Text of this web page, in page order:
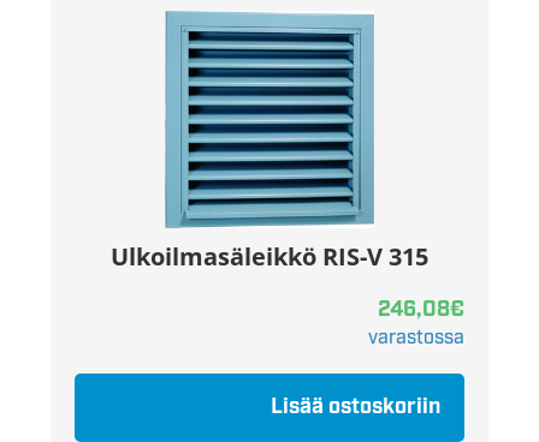
Ulkoilmasäleikkö RIS-V 315
246,08€
varastossa
Lisää ostoskoriin